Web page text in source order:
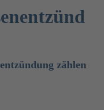
zählen